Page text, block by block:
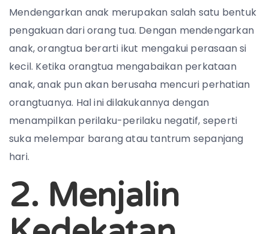
Mendengarkan anak merupakan salah satu bentuk
pengakuan dari orang tua. Dengan mendengarkan
anak, orangtua berarti ikut mengakui perasaan si
kecil. Ketika orangtua mengabaikan perkataan
anak, anak pun akan berusaha mencuri perhatian
orangtuanya. Hal ini dilakukannya dengan
menampilkan perilaku-perilaku negatif, seperti
suka melempar barang atau tantrum sepanjang
hari.
2. Menjalin